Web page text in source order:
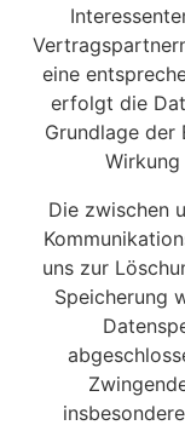
eine
erfolgt die
Grundlage der
Die zwischen
uns zur
Speicherung